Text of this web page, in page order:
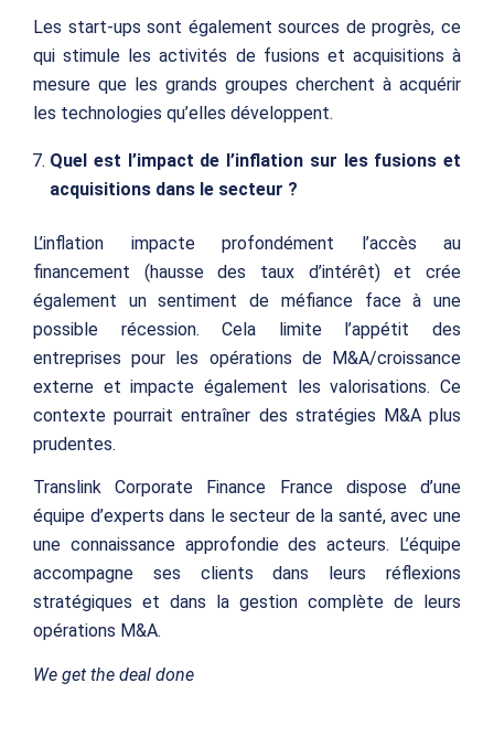
Les start-ups sont également sources de progrès, ce
qui stimule les activités de fusions et acquisitions à
mesure que les grands groupes cherchent à acquérir
les technologies qu’elles développent.
Quel est l’impact de l’inflation sur les fusions et
acquisitions dans le secteur ?
L’inflation impacte profondément l’accès au
financement (hausse des taux d’intérêt) et crée
également un sentiment de méfiance face à une
possible récession. Cela limite l’appétit des
entreprises pour les opérations de M&A/croissance
externe et impacte également les valorisations. Ce
contexte pourrait entraîner des stratégies M&A plus
prudentes.
Translink Corporate Finance France dispose d’une
équipe d’experts dans le secteur de la santé, avec une
une connaissance approfondie des acteurs. L’équipe
accompagne ses clients dans leurs réflexions
stratégiques et dans la gestion complète de leurs
opérations M&A.
We get the deal done